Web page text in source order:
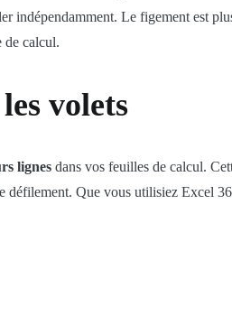
Le figement est
de calcul.
volets
lignes dans vos feuilles de calcul.
Que vous utilisiez Excel